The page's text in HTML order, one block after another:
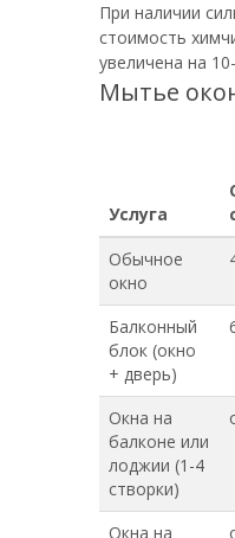
При наличии
стоимость
увеличена на
Мытье
Услуга
Обычное
окно
Балконный
блок (окно
+ дверь)
Окна на
балконе или
лоджии (1-4
створки)
Окна на